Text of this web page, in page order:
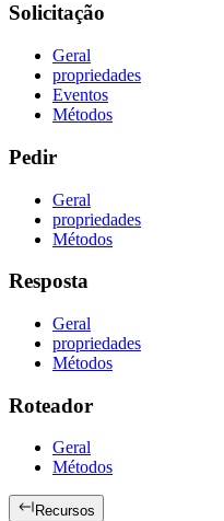
Solicitação
Geral
propriedades
Eventos
Métodos
Pedir
Geral
propriedades
Métodos
Resposta
Geral
propriedades
Métodos
Roteador
Geral
Métodos
Recursos